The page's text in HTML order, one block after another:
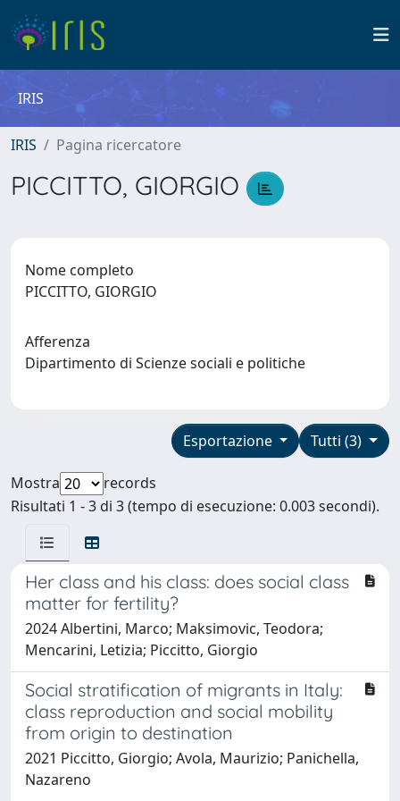
IRIS
IRIS Pagina ricercatore
PICCITTO, GIORGIO
Nome completo
PICCITTO, GIORGIO
Afferenza
Dipartimento di Scienze sociali e politiche
Tutti (3)
Esportazione
Mostra
records
Risultati 1 - 3 di 3 (tempo di esecuzione: 0.003 secondi).
Her class and his class: does social class
matter for fertility?
2024 Albertini, Marco; Maksimovic, Teodora;
Mencarini, Letizia; Piccitto, Giorgio
Social stratification of migrants in Italy:
class reproduction and social mobility
from origin to destination
2021 Piccitto, Giorgio; Avola, Maurizio; Panichella,
Nazareno